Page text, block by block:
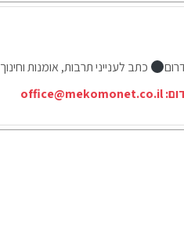
כתב לענייני תרבות, אומנות וחינוך
office@mekomonet.co.il